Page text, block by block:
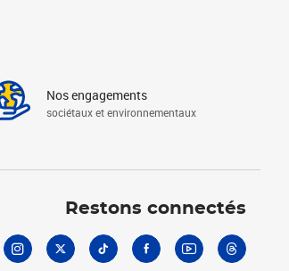
Nos engagements
sociétaux et environnementaux
Restons connectés